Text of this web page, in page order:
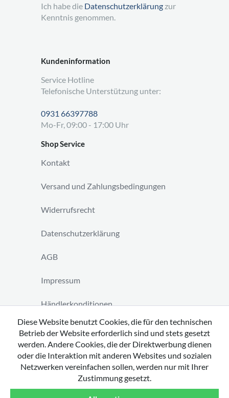
Kundeninformation
Service Hotline
Telefonische Unterstützung unter:
0931 66397788
Mo-Fr, 09:00 - 17:00 Uhr
Shop Service
Kontakt
Versand und Zahlungsbedingungen
Widerrufsrecht
Datenschutzerklärung
AGB
Impressum
Händlerkonditionen
Vertrag widerrufen
Ich habe die Datenschutzerklärung zur
Kenntnis genommen.
Diese Website benutzt Cookies, die für den technischen
Betrieb der Website erforderlich sind und stets gesetzt
werden. Andere Cookies, die der Direktwerbung dienen
oder die Interaktion mit anderen Websites und sozialen
Netzwerken vereinfachen sollen, werden nur mit Ihrer
Zustimmung gesetzt.